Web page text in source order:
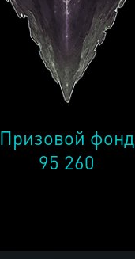
Призовой фонд
95 260